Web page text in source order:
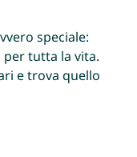
speciale:
tutta la vita.
e trova quello